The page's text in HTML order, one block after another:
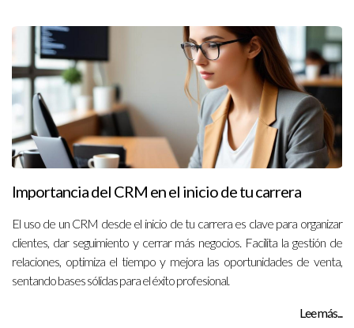
Importancia del CRM en el inicio de tu carrera
El uso de un CRM desde el inicio de tu carrera es clave para organizar
clientes, dar seguimiento y cerrar más negocios. Facilita la gestión de
relaciones, optimiza el tiempo y mejora las oportunidades de venta,
sentando bases sólidas para el éxito profesional.
Lee más...